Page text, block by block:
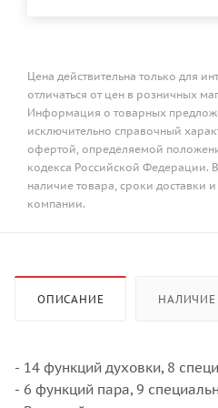
Цена действительна только для
отличаться от цен в розничных
Информация о товарных
исключительно справочный
офертой, определяемой
кодекса Российской Федерации.
наличие товара, сроки доставки
компании.
ОПИСАНИЕ НАЛИЧИЕ
- 14 функций духовки, 8
- 6 функций пара, 9